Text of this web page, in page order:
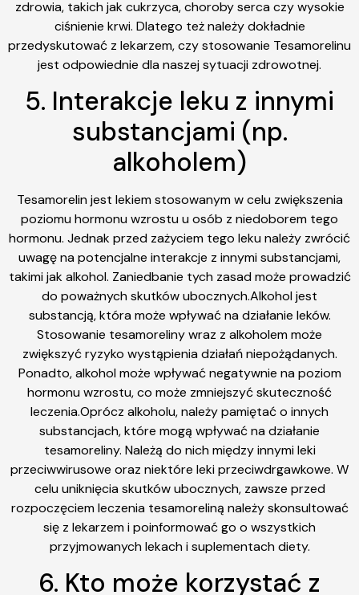
zdrowia, takich jak cukrzyca, choroby serca czy wysokie
ciśnienie krwi. Dlatego też należy dokładnie
przedyskutować z lekarzem, czy stosowanie Tesamorelinu
jest odpowiednie dla naszej sytuacji zdrowotnej.
5. Interakcje leku z innymi
substancjami (np.
alkoholem)
Tesamorelin jest lekiem stosowanym w celu zwiększenia
poziomu hormonu wzrostu u osób z niedoborem tego
hormonu. Jednak przed zażyciem tego leku należy zwrócić
uwagę na potencjalne interakcje z innymi substancjami,
takimi jak alkohol. Zaniedbanie tych zasad może prowadzić
do poważnych skutków ubocznych.Alkohol jest
substancją, która może wpływać na działanie leków.
Stosowanie tesamoreliny wraz z alkoholem może
zwiększyć ryzyko wystąpienia działań niepożądanych.
Ponadto, alkohol może wpływać negatywnie na poziom
hormonu wzrostu, co może zmniejszyć skuteczność
leczenia.Oprócz alkoholu, należy pamiętać o innych
substancjach, które mogą wpływać na działanie
tesamoreliny. Należą do nich między innymi leki
przeciwwirusowe oraz niektóre leki przeciwdrgawkowe. W
celu uniknięcia skutków ubocznych, zawsze przed
rozpoczęciem leczenia tesamoreliną należy skonsultować
się z lekarzem i poinformować go o wszystkich
przyjmowanych lekach i suplementach diety.
6. Kto może korzystać z